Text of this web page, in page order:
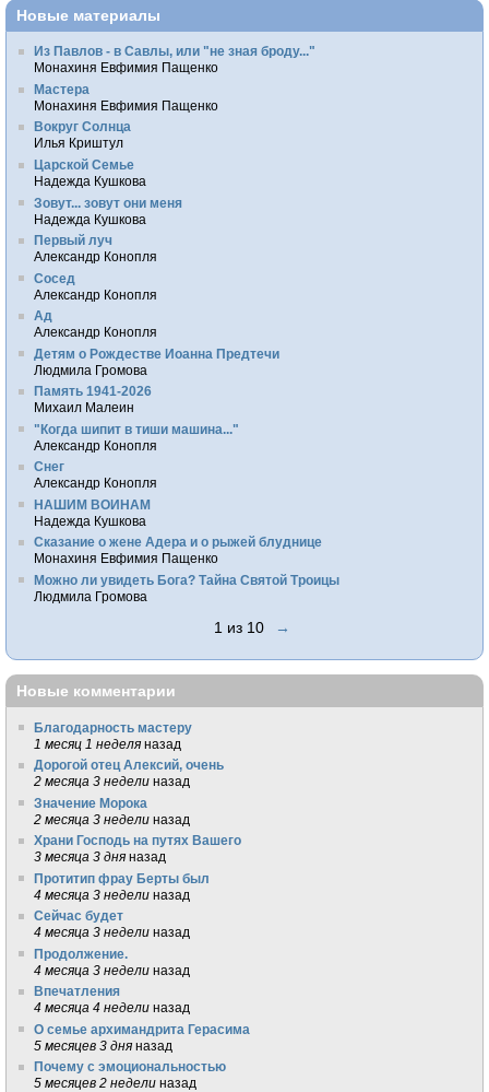
Новые материалы
Из Павлов - в Савлы, или "не зная броду..."
Монахиня Евфимия Пащенко
Мастера
Монахиня Евфимия Пащенко
Вокруг Солнца
Илья Криштул
Царской Семье
Надежда Кушкова
Зовут... зовут они меня
Надежда Кушкова
Первый луч
Александр Конопля
Сосед
Александр Конопля
Ад
Александр Конопля
Детям о Рождестве Иоанна Предтечи
Людмила Громова
Память 1941-2026
Михаил Малеин
"Когда шипит в тиши машина..."
Александр Конопля
Снег
Александр Конопля
НАШИМ ВОИНАМ
Надежда Кушкова
Сказание о жене Адера и о рыжей блуднице
Монахиня Евфимия Пащенко
Можно ли увидеть Бога? Тайна Святой Троицы
Людмила Громова
1 из 10 →
Новые комментарии
Благодарность мастеру
1 месяц 1 неделя назад
Дорогой отец Алексий, очень
2 месяца 3 недели назад
Значение Морока
2 месяца 3 недели назад
Храни Господь на путях Вашего
3 месяца 3 дня назад
Протитип фрау Берты был
4 месяца 3 недели назад
Сейчас будет
4 месяца 3 недели назад
Продолжение.
4 месяца 3 недели назад
Впечатления
4 месяца 4 недели назад
О семье архимандрита Герасима
5 месяцев 3 дня назад
Почему с эмоциональностью
5 месяцев 2 недели назад